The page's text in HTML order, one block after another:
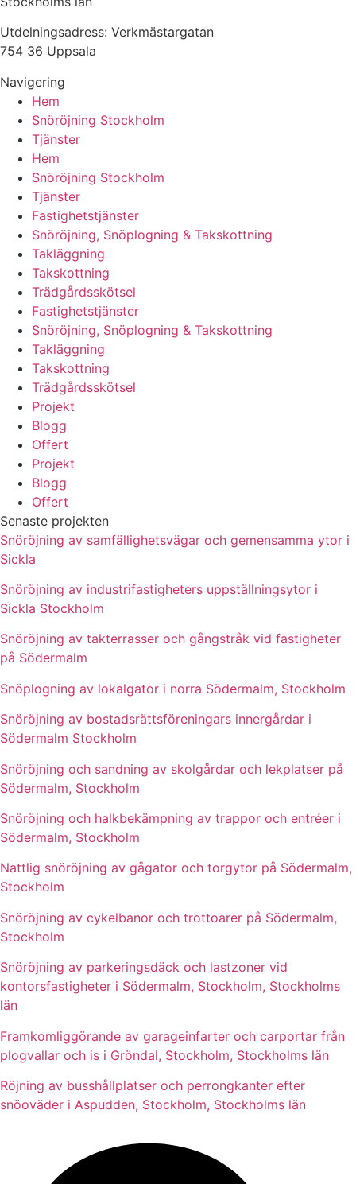
Utdelningsadress: Verkmästargatan
754 36 Uppsala
Navigering
Hem
Snöröjning Stockholm
Tjänster
Hem
Snöröjning Stockholm
Tjänster
Fastighetstjänster
Snöröjning, Snöplogning & Takskottning
Takläggning
Takskottning
Trädgårdsskötsel
Fastighetstjänster
Snöröjning, Snöplogning & Takskottning
Takläggning
Takskottning
Trädgårdsskötsel
Projekt
Blogg
Offert
Projekt
Blogg
Offert
Senaste projekten
Snöröjning av samfällighetsvägar och gemensamma ytor i
Sickla
Snöröjning av industrifastigheters uppställningsytor i
Sickla Stockholm
Snöröjning av takterrasser och gångstråk vid fastigheter
på Södermalm
Snöplogning av lokalgator i norra Södermalm, Stockholm
Snöröjning av bostadsrättsföreningars innergårdar i
Södermalm Stockholm
Snöröjning och sandning av skolgårdar och lekplatser på
Södermalm, Stockholm
Snöröjning och halkbekämpning av trappor och entréer i
Södermalm, Stockholm
Nattlig snöröjning av gågator och torgytor på Södermalm,
Stockholm
Snöröjning av cykelbanor och trottoarer på Södermalm,
Stockholm
Snöröjning av parkeringsdäck och lastzoner vid
kontorsfastigheter i Södermalm, Stockholm, Stockholms
län
Framkomliggörande av garageinfarter och carportar från
plogvallar och is i Gröndal, Stockholm, Stockholms län
Röjning av busshållplatser och perrongkanter efter
snöoväder i Aspudden, Stockholm, Stockholms län